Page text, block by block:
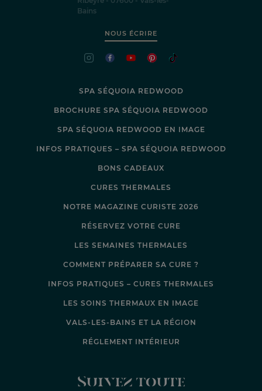
Bains
NOUS ÉCRIRE
SPA SÉQUOIA REDWOOD
BROCHURE SPA SÉQUOIA REDWOOD
SPA SÉQUOIA REDWOOD EN IMAGE
INFOS PRATIQUES – SPA SÉQUOIA REDWOOD
BONS CADEAUX
CURES THERMALES
NOTRE MAGAZINE CURISTE 2026
RÉSERVEZ VOTRE CURE
LES SEMAINES THERMALES
COMMENT PRÉPARER SA CURE ?
INFOS PRATIQUES – CURES THERMALES
LES SOINS THERMAUX EN IMAGE
VALS-LES-BAINS ET LA RÉGION
RÉGLEMENT INTÉRIEUR
Suivez toute